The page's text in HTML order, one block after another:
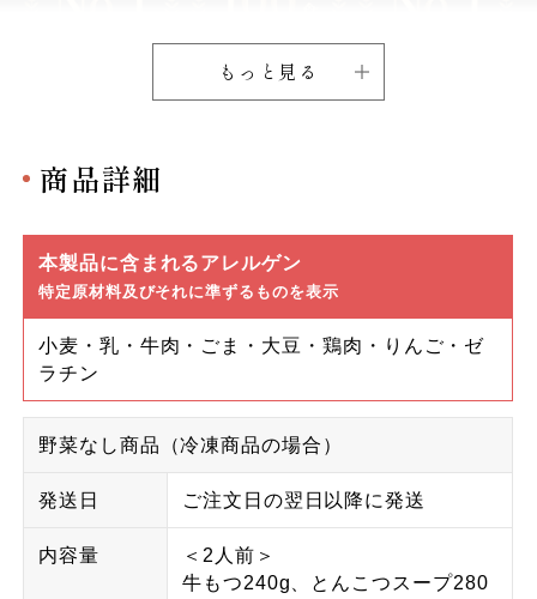
もっと見る
商品詳細
本製品に含まれるアレルゲン
特定原材料及びそれに準ずるものを表示
小麦・乳・牛肉・ごま・大豆・鶏肉・りんご・ゼ
ラチン
野菜なし商品（冷凍商品の場合）
発送日 ご注文日の翌日以降に発送
内容量
＜2人前＞
牛もつ240g、とんこつスープ280